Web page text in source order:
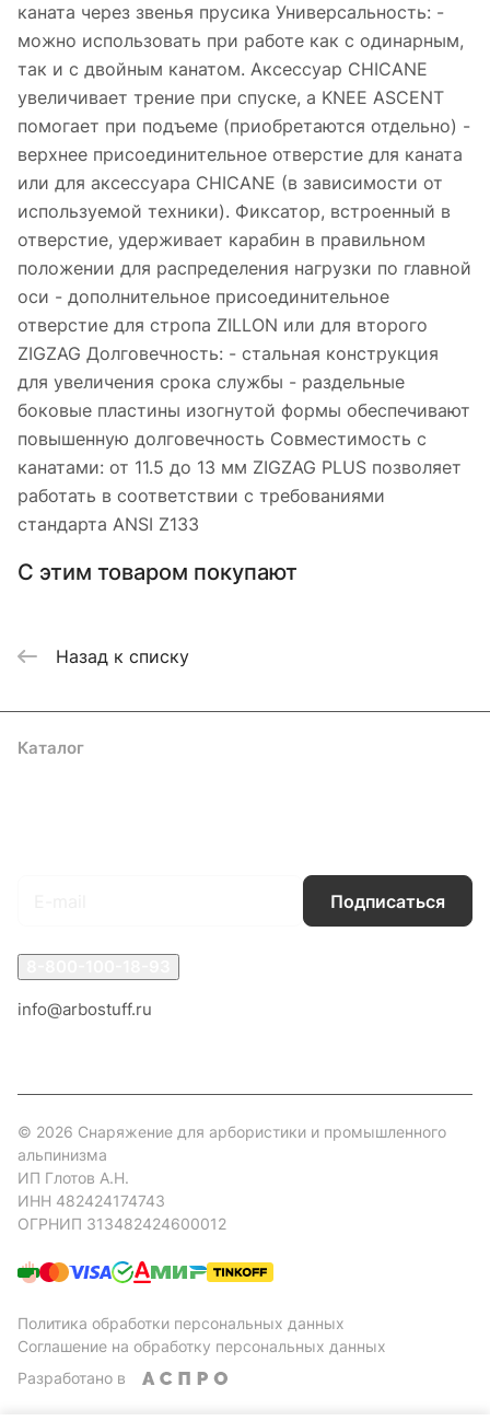
каната через звенья прусика Универсальность: -
можно использовать при работе как с одинарным,
так и с двойным канатом. Аксессуар CHICANE
увеличивает трение при спуске, а KNEE ASCENT
помогает при подъеме (приобретаются отдельно) -
верхнее присоединительное отверстие для каната
или для аксессуара CHICANE (в зависимости от
используемой техники). Фиксатор, встроенный в
отверстие, удерживает карабин в правильном
положении для распределения нагрузки по главной
оси - дополнительное присоединительное
отверстие для стропа ZILLON или для второго
ZIGZAG Долговечность: - стальная конструкция
для увеличения срока службы - раздельные
боковые пластины изогнутой формы обеспечивают
повышенную долговечность Совместимость с
канатами: от 11.5 до 13 мм ZIGZAG PLUS позволяет
работать в соответствии с требованиями
стандарта ANSI Z133
С этим товаром покупают
Назад к списку
Каталог
Подписаться
info@arbostuff.ru
© 2026 Снаряжение для арбористики и промышленного
альпинизма
ИП Глотов А.Н.
ИНН 482424174743
ОГРНИП 313482424600012
Политика обработки персональных данных
Соглашение на обработку персональных данных
Разработано в